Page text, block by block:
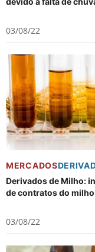
03/08/22
MERCADOS
Derivados de Milho:
de contratos do milho
03/08/22